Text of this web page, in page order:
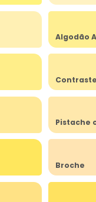
Algodão
Contraste
Pistache
Broche